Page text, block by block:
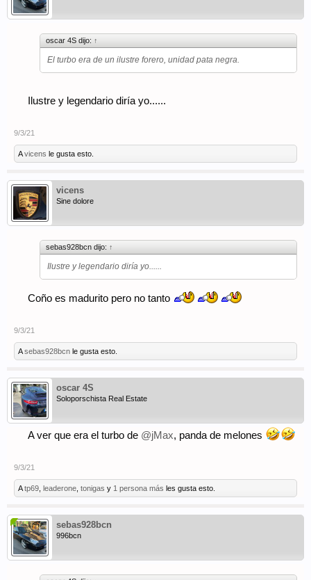
oscar 4S dijo: ↑
El turbo era de un ilustre forero, unidad pata negra.
Ilustre y legendario diría yo......
9/3/21
Avicens le gusta esto.
vicens
Sine dolore
sebas928bcn dijo: ↑
Ilustre y legendario diría yo......
Coño es madurito pero no tanto
9/3/21
Asebas928bcn le gusta esto.
oscar 4S
Soloporschista Real Estate
A ver que era el turbo de @jMax, panda de melones
9/3/21
Atp69 leaderone tonigas y 1 persona más les gusta esto.
sebas928bcn
996bcn